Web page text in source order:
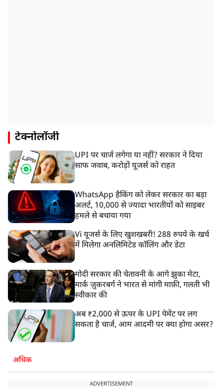
टेक्नोलॉजी
UPI पर चार्ज लगेगा या नहीं? सरकार ने दिया
साफ जवाब, करोड़ों यूजर्स को राहत
WhatsApp हैकिंग को लेकर सरकार का बड़ा
अलर्ट, 10,000 से ज्यादा भारतीयों को साइबर
हमले से बचाया गया
Vi यूजर्स के लिए खुशखबरी! 288 रुपये के खर्च
में मिलेगा अनलिमिटेड कॉलिंग और डेटा
मोदी सरकार की चेतावनी के आगे झुका मेटा,
मार्क ज़ुकरबर्ग ने भारत से मांगी माफ़ी, गलती भी
स्वीकार की
अब ₹2,000 से ऊपर के UPI पेमेंट पर लग
सकता है चार्ज, आम आदमी पर क्या होगा असर?
अधिक
ADVERTISEMENT